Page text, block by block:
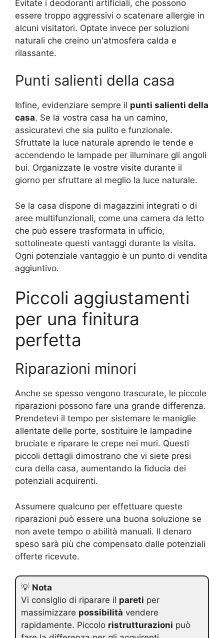
Evitate i deodoranti artificiali, che possono
essere troppo aggressivi o scatenare allergie in
alcuni visitatori. Optate invece per soluzioni
naturali che creino un'atmosfera calda e
rilassante.
Punti salienti della casa
Infine, evidenziare sempre il punti salienti della
casa. Se la vostra casa ha un camino,
assicuratevi che sia pulito e funzionale.
Sfruttate la luce naturale aprendo le tende e
accendendo le lampade per illuminare gli angoli
bui. Organizzate le vostre visite durante il
giorno per sfruttare al meglio la luce naturale.
Se la casa dispone di magazzini integrati o di
aree multifunzionali, come una camera da letto
che può essere trasformata in ufficio,
sottolineate questi vantaggi durante la visita.
Ogni potenziale vantaggio è un punto di vendita
aggiuntivo.
Piccoli aggiustamenti
per una finitura
perfetta
Riparazioni minori
Anche se spesso vengono trascurate, le piccole
riparazioni possono fare una grande differenza.
Prendetevi il tempo per sistemare le maniglie
allentate delle porte, sostituire le lampadine
bruciate e riparare le crepe nei muri. Questi
piccoli dettagli dimostrano che vi siete presi
cura della casa, aumentando la fiducia dei
potenziali acquirenti.
Assumere qualcuno per effettuare queste
riparazioni può essere una buona soluzione se
non avete tempo o abilità manuali. Il denaro
speso sarà più che compensato dalle potenziali
offerte ricevute.
💡 Nota
Vi consiglio di riparare il pareti per
massimizzare possibilità vendere
rapidamente. Piccolo ristrutturazioni può